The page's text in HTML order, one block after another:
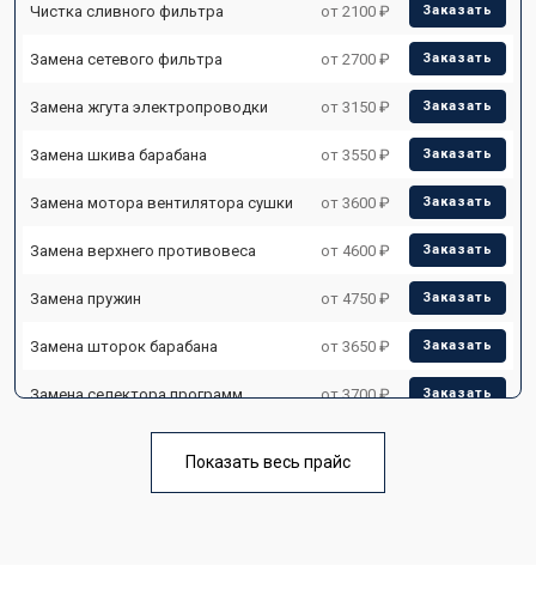
Чистка сливного фильтра от 2100 ₽ Заказать
Замена сетевого фильтра от 2700 ₽ Заказать
Замена жгута электропроводки от 3150 ₽ Заказать
Замена шкива барабана от 3550 ₽ Заказать
Замена мотора вентилятора сушки от 3600 ₽ Заказать
Замена верхнего противовеса от 4600 ₽ Заказать
Замена пружин от 4750 ₽ Заказать
Замена шторок барабана от 3650 ₽ Заказать
Замена селектора программ от 3700 ₽ Заказать
Замена опоры бака от 2800 ₽
Показать весь прайс